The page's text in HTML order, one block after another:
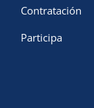
Contratación
Participa